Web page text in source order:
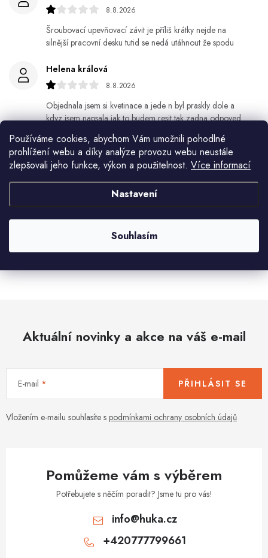
Používáme cookies, abychom Vám umožnili pohodlné
prohlížení webu a díky analýze provozu webu neustále
zlepšovali jeho funkce, výkon a použitelnost. Více informací
Nastavení
Souhlasím
8.8.2026
Šroubovací upevňovací závit je příliš krátky nejde na
silnější pracovní desku tutid se nedá utáhnout že spodu
Helena králová
8.8.2026
Objednala jsem si kvetinace a jede n byl praskly dole a
kdyz jsem napsala jak to budem resit tak zadna odpoved
Jiří Jícha
7.8.2026
Ján Kubala
Všetko bolo super ale škoda že návod je len v polsky a
Aktuální novinky a akce na váš e-mail
E-mail
Vložením e-mailu souhlasíte s podmínkami ochrany osobních údajů
PŘIHLÁSIT SE
Pomůžeme vám s výběrem
Potřebujete s něčím poradit? Jsme tu pro vás!
info@huka.cz
+420777799661